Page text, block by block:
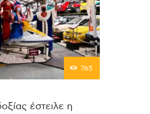
765
έστειλε η